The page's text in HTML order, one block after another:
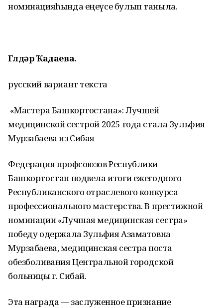
номинацияһында еңеүсе булып таныла.
Гөлдәр Ҡадаева.
русский вариант текста
«Мастера Башкортостана»: Лучшей
медицинской сестрой 2025 года стала Зульфия
Мурзабаева из Сибая
Федерация профсоюзов Республики
Башкортостан подвела итоги ежегодного
Республиканского отраслевого конкурса
профессионального мастерства. В престижной
номинации «Лучшая медицинская сестра»
победу одержала Зульфия Азаматовна
Мурзабаева, медицинская сестра поста
обезболивания Центральной городской
больницы г. Сибай.
Эта награда — заслуженное признание